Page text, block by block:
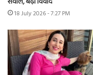
18 July 2026 - 7:27 PM